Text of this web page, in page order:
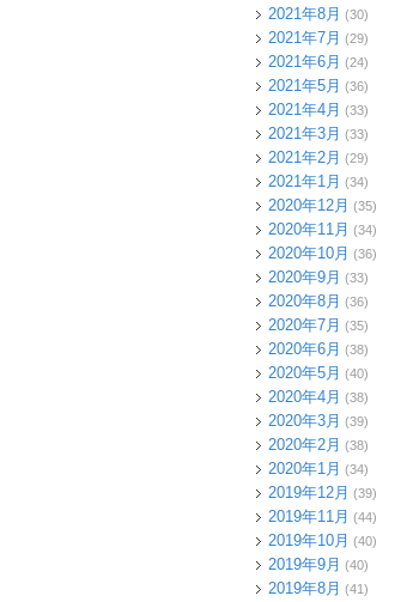
2021年8月 (30)
2021年7月 (29)
2021年6月 (24)
2021年5月 (36)
2021年4月 (33)
2021年3月 (33)
2021年2月 (29)
2021年1月 (34)
2020年12月 (35)
2020年11月 (34)
2020年10月 (36)
2020年9月 (33)
2020年8月 (36)
2020年7月 (35)
2020年6月 (38)
2020年5月 (40)
2020年4月 (38)
2020年3月 (39)
2020年2月 (38)
2020年1月 (34)
2019年12月 (39)
2019年11月 (44)
2019年10月 (40)
2019年9月 (40)
2019年8月 (41)